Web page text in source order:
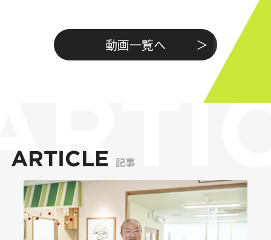
動画一覧へ
ARTICLE 記事